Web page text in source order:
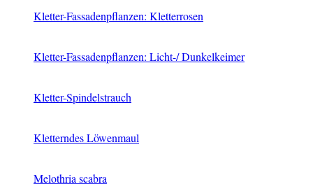
Kletter-Fassadenpflanzen: Kletterrosen
Kletter-Fassadenpflanzen: Licht-/ Dunkelkeimer
Kletter-Spindelstrauch
Kletterndes Löwenmaul
Melothria scabra